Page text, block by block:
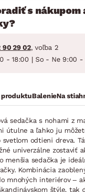
s nákupom
90 29 02, voľba 2
- 18:00 | So - Ne 9:00 -
produktuBalenieNa
sedačka s nohami z
útulne a ľahko ju
odtieni dreva.
univerzálne zostaviť
menšia sedačka je
Kombinácia
mnohých interiérov –
štýle, tak